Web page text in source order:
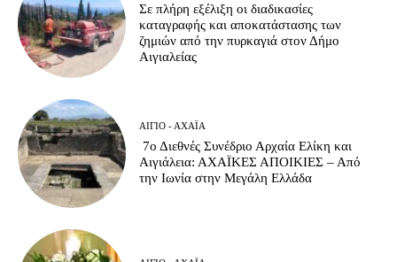
Σε πλήρη εξέλιξη οι διαδικασίες
καταγραφής και αποκατάστασης των
ζημιών από την πυρκαγιά στον Δήμο
Αιγιαλείας
ΑΊΓΙΟ - ΑΧΑΪ́Α
7ο Διεθνές Συνέδριο Αρχαία Ελίκη και
Αιγιάλεια: ΑΧΑΪΚΕΣ ΑΠΟΙΚΙΕΣ – Από
την Ιωνία στην Μεγάλη Ελλάδα